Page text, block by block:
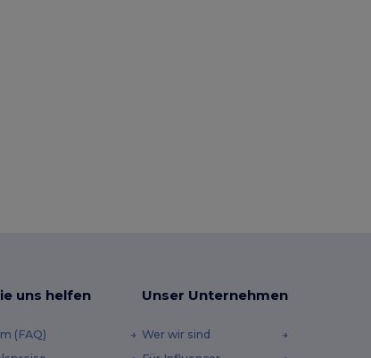
uns helfen
(FAQ)
Unser Unternehmen
Wer wir sind